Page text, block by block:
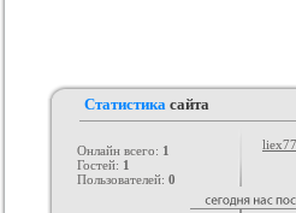
Статистика сайта
Онлайн всего: 1
Гостей: 1
Пользователей: 0